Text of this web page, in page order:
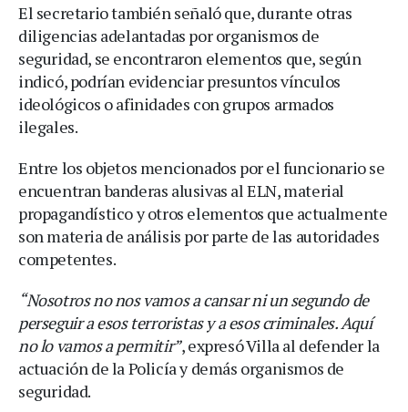
El secretario también señaló que, durante otras
diligencias adelantadas por organismos de
seguridad, se encontraron elementos que, según
indicó, podrían evidenciar presuntos vínculos
ideológicos o afinidades con grupos armados
ilegales.
Entre los objetos mencionados por el funcionario se
encuentran banderas alusivas al ELN, material
propagandístico y otros elementos que actualmente
son materia de análisis por parte de las autoridades
competentes.
“Nosotros no nos vamos a cansar ni un segundo de
perseguir a esos terroristas y a esos criminales. Aquí
no lo vamos a permitir”, expresó Villa al defender la
actuación de la Policía y demás organismos de
seguridad.